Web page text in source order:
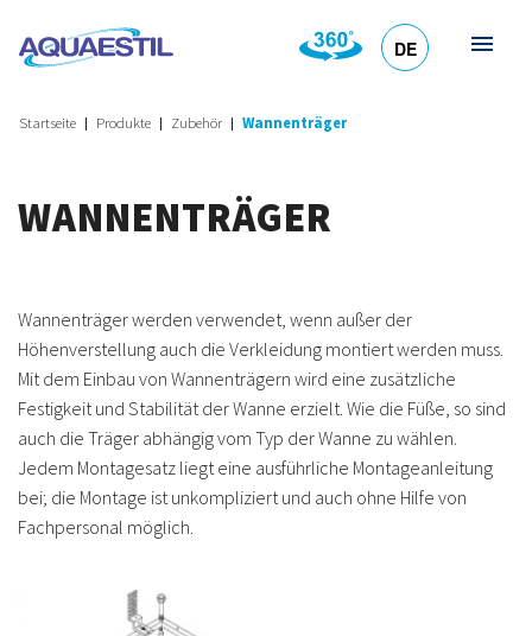
DE
Startseite Produkte Zubehör Wannenträger
WANNENTRÄGER
Wannenträger werden verwendet, wenn außer der
Höhenverstellung auch die Verkleidung montiert werden muss.
Mit dem Einbau von Wannenträgern wird eine zusätzliche
Festigkeit und Stabilität der Wanne erzielt. Wie die Füße, so sind
auch die Träger abhängig vom Typ der Wanne zu wählen.
Jedem Montagesatz liegt eine ausführliche Montageanleitung
bei; die Montage ist unkompliziert und auch ohne Hilfe von
Fachpersonal möglich.